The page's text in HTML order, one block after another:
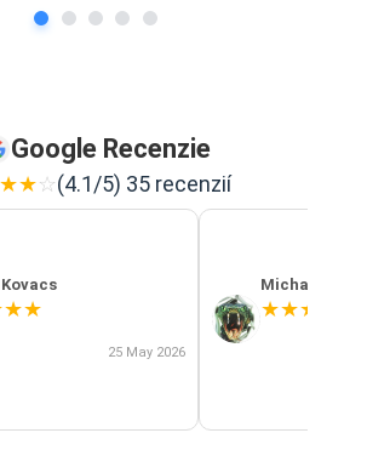
Google Recenzie
★★☆(4.1/5) 35 recenzií
★★
25 May 2026
Michal Szabo
★★★